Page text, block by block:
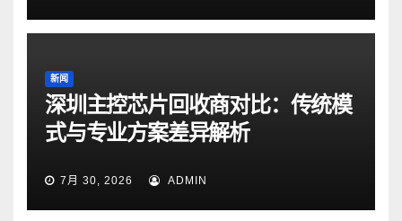
新闻
深圳主控芯片回收商对比：传统模
式与专业方案差异解析
7月 30, 2026 ADMIN